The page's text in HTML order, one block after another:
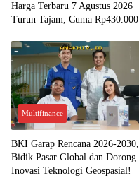
Harga Terbaru 7 Agustus 2026
Turun Tajam, Cuma Rp430.000
Multifinance
BKI Garap Rencana 2026-2030,
Bidik Pasar Global dan Dorong
Inovasi Teknologi Geospasial!